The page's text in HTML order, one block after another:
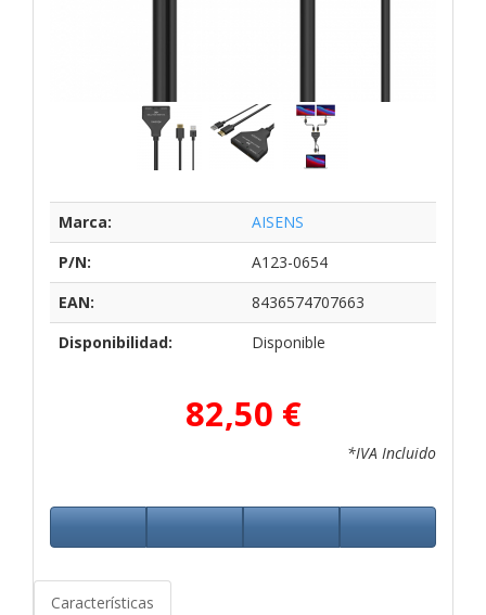
Marca:
AISENS
P/N:
A123-0654
EAN:
8436574707663
Disponibilidad:
Disponible
82,50 €
*IVA Incluido
Características